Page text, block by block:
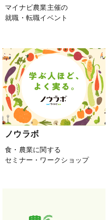
マイナビ農業主催の
就職・転職イベント
ノウラボ
食・農業に関する
セミナー・ワークショップ